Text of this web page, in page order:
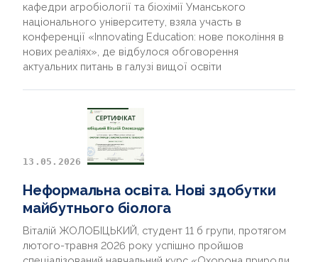
кафедри агробіології та біохімії Уманського
національного університету, взяла участь в
конференції «Innovating Education: нове покоління в
нових реаліях», де відбулося обговорення
актуальних питань в галузі вищої освіти
13.05.2026
Неформальна освіта. Нові здобутки
майбутнього біолога
Віталій ЖОЛОБІЦЬКИЙ, студент 11 б групи, протягом
лютого-травня 2026 року успішно пройшов